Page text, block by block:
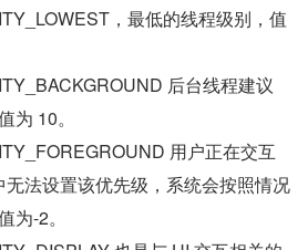
，最低的线程级别，值
后台线程建议
为 10。
用户正在交互
无法设置该优先级，系统会按照情况
为-2。